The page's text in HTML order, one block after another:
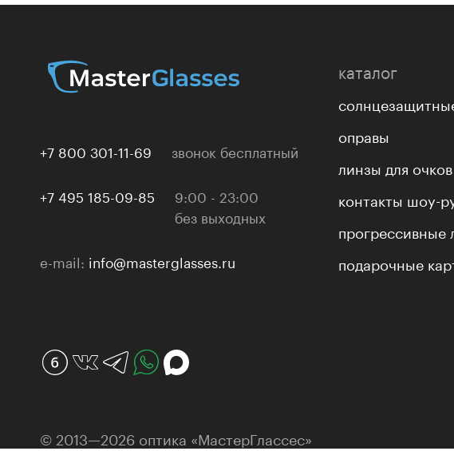
+7 800 301-11-69 звонок бесплатный
+7 495 185-09-85
9:00 - 23:00
без выходных
e-mail: info@masterglasses.ru
каталог
оправы
линзы для очков
контакты шоу-
прогрессивные
подарочные
© 2013—2026 оптика «МастерГлассес»